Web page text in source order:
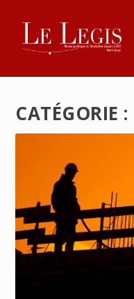
CATÉGORIE :